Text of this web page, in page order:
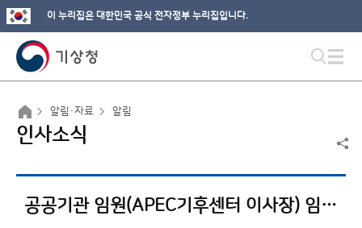
이 누리집은 대한민국 공식 전자정부 누리집입니다.
알림·자료 알림
인사소식
공공기관 임원(APEC기후센터 이사장) 임명 알림